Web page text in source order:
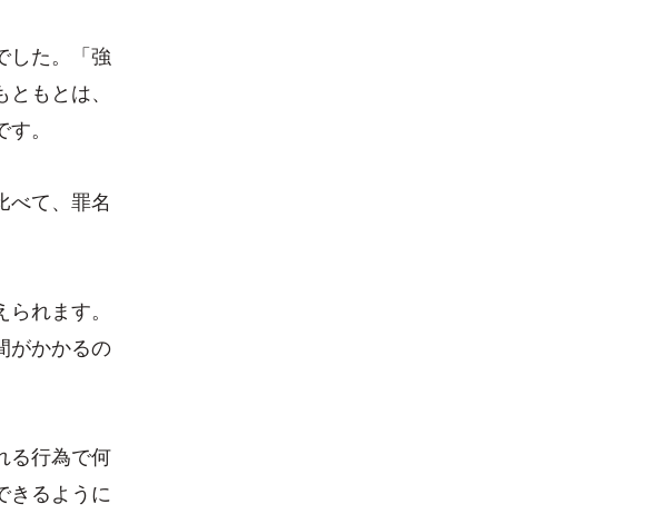
した。「強
もとは、
。
べて、罪名
れます。
がかかるの
る行為で何
きるように